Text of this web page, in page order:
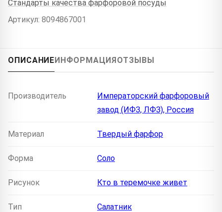
Стандарты качества фарфоровой посуды
Артикул: 8094867001
ОПИСАНИЕИНФОРМАЦИЯОТЗЫВЫ
Производитель
Императорский фарфоровый
завод (ИФЗ, ЛФЗ), Россия
Материал Твердый фарфор
Форма Соло
Рисунок Кто в теремочке живет
Тип Салатник